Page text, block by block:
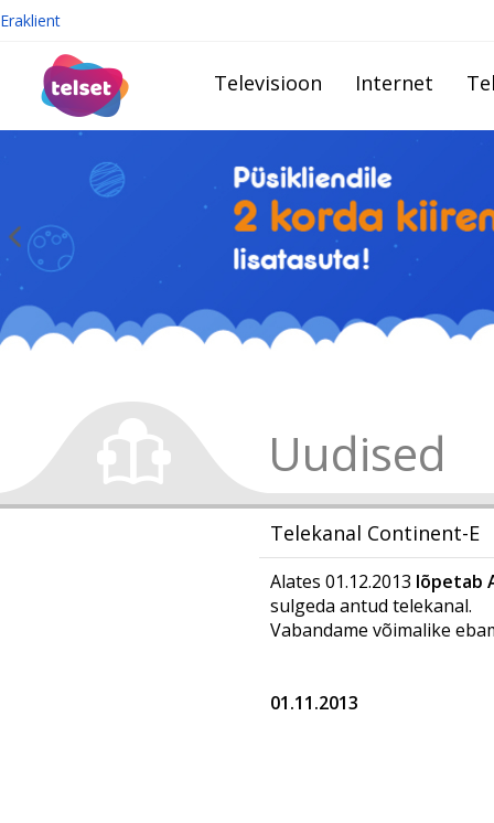
Eraklient
Televisioon Internet
Uudised
Telekanal Continent-E
Alates 01.12.2013 lõpetab
sulgeda antud telekanal.
Vabandame võimalike
01.11.2013